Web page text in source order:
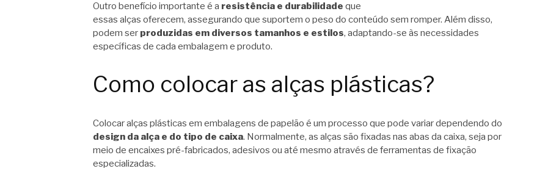
Outro benefício importante é a resistência e durabilidade que
essas alças oferecem, assegurando que suportem o peso do conteúdo sem romper. Além disso,
podem ser produzidas em diversos tamanhos e estilos, adaptando-se às necessidades
específicas de cada embalagem e produto.
Como colocar as alças plásticas?
Colocar alças plásticas em embalagens de papelão é um processo que pode variar dependendo do
design da alça e do tipo de caixa. Normalmente, as alças são fixadas nas abas da caixa, seja por
meio de encaixes pré-fabricados, adesivos ou até mesmo através de ferramentas de fixação
especializadas.